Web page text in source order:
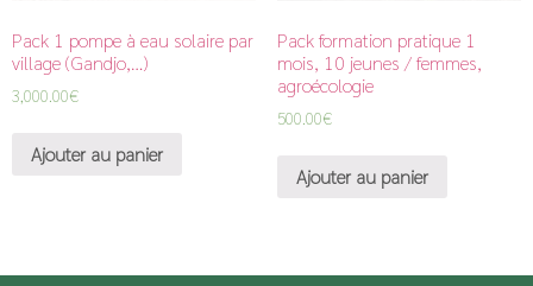
Pack 1 pompe à eau solaire par
village (Gandjo,…)
3,000.00€
Ajouter au panier
Pack formation pratique 1
mois, 10 jeunes / femmes,
agroécologie
500.00€
Ajouter au panier